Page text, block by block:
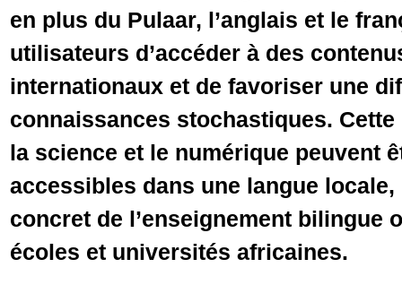
en plus du Pulaar, l’anglais et le
utilisateurs d’accéder à des
internationaux et de favoriser une
connaissances stochastiques.
la science et le numérique peuvent
accessibles dans une langue
concret de l’enseignement bilingue
écoles et universités africaines.